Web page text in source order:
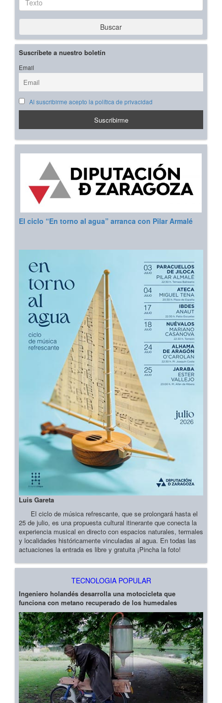
Buscar
Suscríbete a nuestro boletín
Email
Al suscribirme acepto la política de privacidad
El ciclo “En torno al agua” arranca con Pilar Armalé
Luis Gareta
El ciclo de música refrescante, que se prolongará hasta el
25 de julio, es una propuesta cultural itinerante que conecta la
experiencia musical en directo con espacios naturales, termales
y localidades históricamente vinculadas al agua. En todas las
actuaciones la entrada es libre y gratuita ¡Pincha la foto!
TECNOLOGIA POPULAR
Ingeniero holandés desarrolla una motocicleta que
funciona con metano recuperado de los humedales